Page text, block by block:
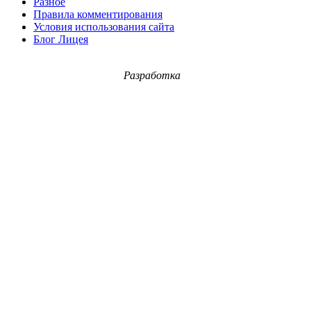
Правила комментирования
Условия использования сайта
Блог Лицея
Разработка